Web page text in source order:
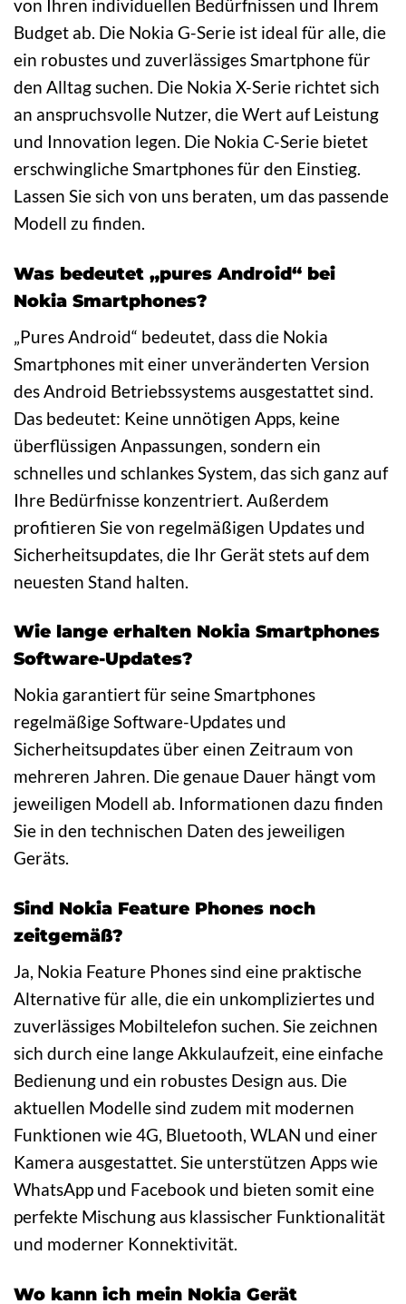
von Ihren individuellen Bedürfnissen und Ihrem
Budget ab. Die Nokia G-Serie ist ideal für alle, die
ein robustes und zuverlässiges Smartphone für
den Alltag suchen. Die Nokia X-Serie richtet sich
an anspruchsvolle Nutzer, die Wert auf Leistung
und Innovation legen. Die Nokia C-Serie bietet
erschwingliche Smartphones für den Einstieg.
Lassen Sie sich von uns beraten, um das passende
Modell zu finden.
Was bedeutet „pures Android“ bei
Nokia Smartphones?
„Pures Android“ bedeutet, dass die Nokia
Smartphones mit einer unveränderten Version
des Android Betriebssystems ausgestattet sind.
Das bedeutet: Keine unnötigen Apps, keine
überflüssigen Anpassungen, sondern ein
schnelles und schlankes System, das sich ganz auf
Ihre Bedürfnisse konzentriert. Außerdem
profitieren Sie von regelmäßigen Updates und
Sicherheitsupdates, die Ihr Gerät stets auf dem
neuesten Stand halten.
Wie lange erhalten Nokia Smartphones
Software-Updates?
Nokia garantiert für seine Smartphones
regelmäßige Software-Updates und
Sicherheitsupdates über einen Zeitraum von
mehreren Jahren. Die genaue Dauer hängt vom
jeweiligen Modell ab. Informationen dazu finden
Sie in den technischen Daten des jeweiligen
Geräts.
Sind Nokia Feature Phones noch
zeitgemäß?
Ja, Nokia Feature Phones sind eine praktische
Alternative für alle, die ein unkompliziertes und
zuverlässiges Mobiltelefon suchen. Sie zeichnen
sich durch eine lange Akkulaufzeit, eine einfache
Bedienung und ein robustes Design aus. Die
aktuellen Modelle sind zudem mit modernen
Funktionen wie 4G, Bluetooth, WLAN und einer
Kamera ausgestattet. Sie unterstützen Apps wie
WhatsApp und Facebook und bieten somit eine
perfekte Mischung aus klassischer Funktionalität
und moderner Konnektivität.
Wo kann ich mein Nokia Gerät